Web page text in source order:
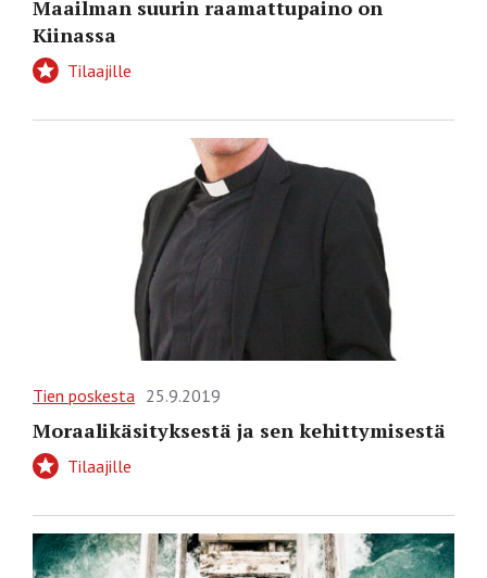
Maailman suurin raamattupaino on
Kiinassa
Tilaajille
Tien poskesta 25.9.2019
Moraalikäsityksestä ja sen kehittymisestä
Tilaajille